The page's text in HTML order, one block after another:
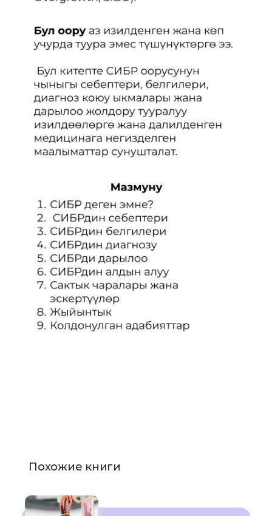
Похожие книги